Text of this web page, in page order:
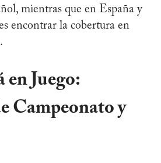
mientras que en España y
encontrar la cobertura en
Juego:
Campeonato y